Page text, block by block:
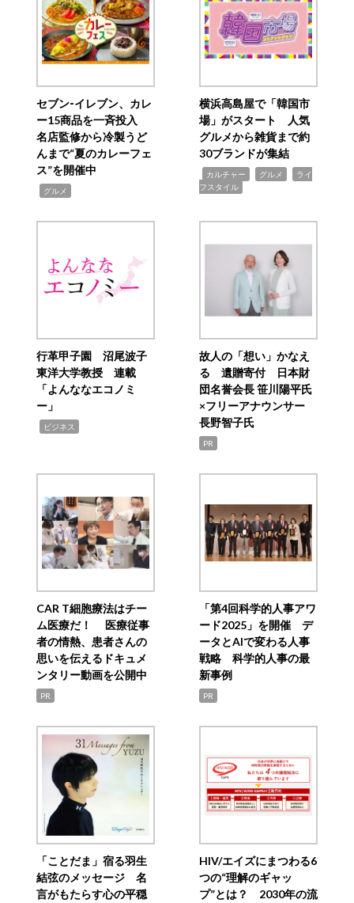
セブン‐イレブン、カレ
ー15商品を一斉投入
名店監修から冷製うど
んまで“夏のカレーフェ
ス”を開催中
グルメ
横浜高島屋で「韓国市
場」がスタート 人気
グルメから雑貨まで約
30ブランドが集結
カルチャー グルメ
ライ
フスタイル
行革甲子園 沼尾波子
東洋大学教授 連載
「よんななエコノミ
ー」
ビジネス
故人の「想い」かなえ
る 遺贈寄付 日本財
団名誉会長 笹川陽平氏
×フリーアナウンサー
長野智子氏
PR
CAR T細胞療法はチー
ム医療だ！ 医療従事
者の情熱、患者さんの
思いを伝えるドキュメ
ンタリー動画を公開中
PR
「第4回科学的人事アワ
ード2025」を開催 デ
ータとAIで変わる人事
戦略 科学的人事の最
新事例
PR
「ことだま」宿る羽生
結弦のメッセージ 名
言がもたらす心の平穏
HIV/エイズにまつわる6
つの“理解のギャッ
プ”とは？ 2030年の流